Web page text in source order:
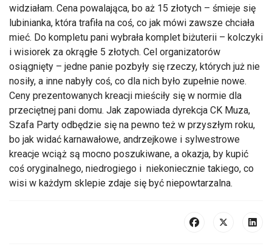
widziałam. Cena powalająca, bo aż 15 złotych – śmieje się
lubinianka, która trafiła na coś, co jak mówi zawsze chciała
mieć. Do kompletu pani wybrała komplet biżuterii – kolczyki
i wisiorek za okrągłe 5 złotych. Cel organizatorów
osiągnięty – jedne panie pozbyły się rzeczy, których już nie
nosiły, a inne nabyły coś, co dla nich było zupełnie nowe.
Ceny prezentowanych kreacji mieściły się w normie dla
przeciętnej pani domu. Jak zapowiada dyrekcja CK Muza,
Szafa Party odbędzie się na pewno też w przyszłym roku,
bo jak widać karnawałowe, andrzejkowe i sylwestrowe
kreacje wciąż są mocno poszukiwane, a okazja, by kupić
coś oryginalnego, niedrogiego i niekoniecznie takiego, co
wisi w każdym sklepie zdaje się być niepowtarzalna.